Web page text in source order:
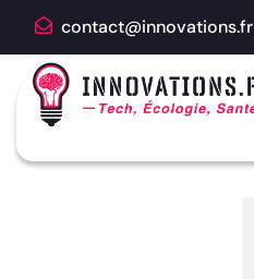
contact@innovations.fr